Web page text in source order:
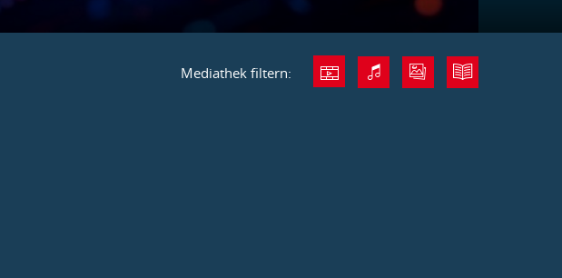
Mediathek filtern: